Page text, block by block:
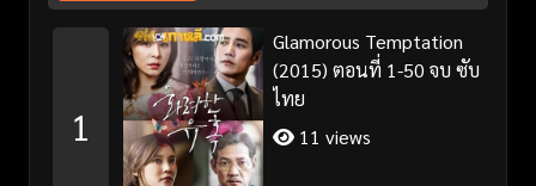
1
Glamorous Temptation
(2015) ตอนที่ 1-50 จบ ซับ
ไทย
11 views